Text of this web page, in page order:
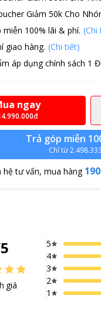
không gian kinh
Giảm 50k Cho
miễn 100% lãi & phí. (Chi
giao hàng. (Chi tiết)
áp dụng chính sách 1
ngay
Trả góp miễn
Chỉ từ
hệ tư vấn, mua hàng
5
giá
5
4
3
2
1